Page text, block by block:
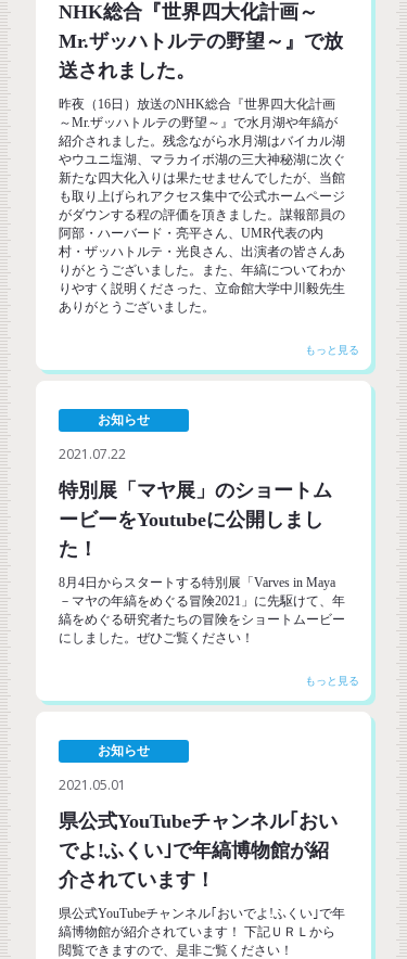
NHK総合『世界四大化計画～
Mr.ザッハトルテの野望～』で放
送されました。
昨夜（16日）放送のNHK総合『世界四大化計画
～Mr.ザッハトルテの野望～』で水月湖や年縞が
紹介されました。残念ながら水月湖はバイカル湖
やウユニ塩湖、マラカイボ湖の三大神秘湖に次ぐ
新たな四大化入りは果たせませんでしたが、当館
も取り上げられアクセス集中で公式ホームページ
がダウンする程の評価を頂きました。謀報部員の
阿部・ハーバード・亮平さん、UMR代表の内
村・ザッハトルテ・光良さん、出演者の皆さんあ
りがとうございました。また、年縞についてわか
りやすく説明くださった、立命館大学中川毅先生
ありがとうございました。
お知らせ
2021.07.22
特別展「マヤ展」のショートム
ービーをYoutubeに公開しまし
た！
8月4日からスタートする特別展「Varves in Maya
－マヤの年縞をめぐる冒険2021」に先駆けて、年
縞をめぐる研究者たちの冒険をショートムービー
にしました。ぜひご覧ください！
お知らせ
2021.05.01
県公式YouTubeチャンネル｢おい
でよ!ふくい｣で年縞博物館が紹
介されています！
県公式YouTubeチャンネル｢おいでよ!ふくい｣で年
縞博物館が紹介されています！ 下記ＵＲＬから
閲覧できますので、是非ご覧ください！